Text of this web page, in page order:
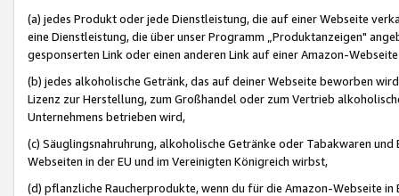
(a) jedes Produkt oder jede Dienstleistung, die auf einer Webseite
eine Dienstleistung, die über unser Programm „Produktanzeigen"
gesponserten Link oder einen anderen Link auf einer Amazon-
(b) jedes alkoholische Getränk, das auf deiner Webseite beworben
Lizenz zur Herstellung, zum Großhandel oder zum Vertrieb
Unternehmens betrieben wird,
(c) Säuglingsnahruhrung, alkoholische Getränke oder Tabakwaren
Webseiten in der EU und im Vereinigten Königreich wirbst,
(d) pflanzliche Raucherprodukte, wenn du für die Amazon-Webseite in